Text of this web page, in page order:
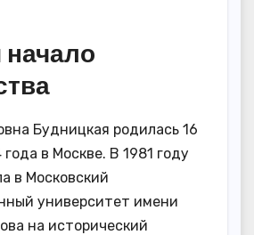
начало
Будницкая родилась 16
в Москве. В 1981 году
в Московский
университет имени
на исторический